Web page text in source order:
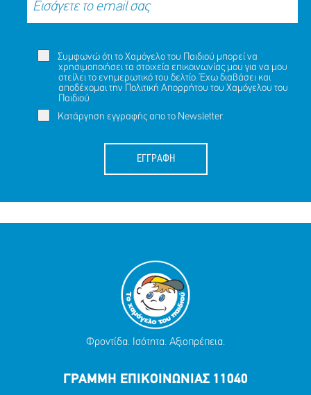
Συμφωνώ ότι το Χαμόγελο του Παιδιού μπορεί να
χρησιμοποιήσει τα στοιχεία επικοινωνίας μου για να μου
στείλει το ενημερωτικό του δελτίο. Έχω διαβάσει και
αποδέχομαι την Πολιτική Απορρήτου του Χαμόγελου του
Παιδιού
Κατάργηση εγγραφής απο το Newsletter.
ΕΓΓΡΑΦΗ
Φροντίδα. Ισότητα. Αξιοπρέπεια.
ΓΡΑΜΜΗ ΕΠΙΚΟΙΝΩΝΙΑΣ 11040